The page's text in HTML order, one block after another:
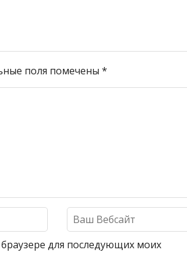
поля помечены *
для последующих моих